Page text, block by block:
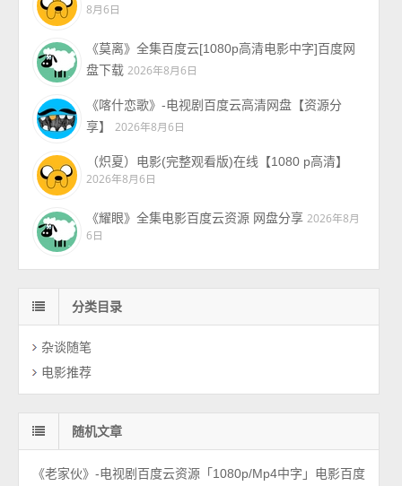
8月6日
《莫离》全集百度云[1080p高清电影中字]百度网
盘下载 2026年8月6日
《喀什恋歌》-电视剧百度云高清网盘【资源分
享】
2026年8月6日
（炽夏）电影(完整观看版)在线【1080 p高清】
2026年8月6日
《耀眼》全集电影百度云资源 网盘分享 2026年8月
6日
分类目录
杂谈随笔
电影推荐
随机文章
《老家伙》-电视剧百度云资源「1080p/Mp4中字」电影百度